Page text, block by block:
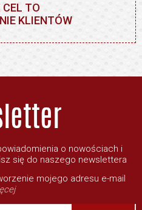
TO
KLIENTÓW
o nowościach i
się do naszego newslettera
mojego adresu e-mail